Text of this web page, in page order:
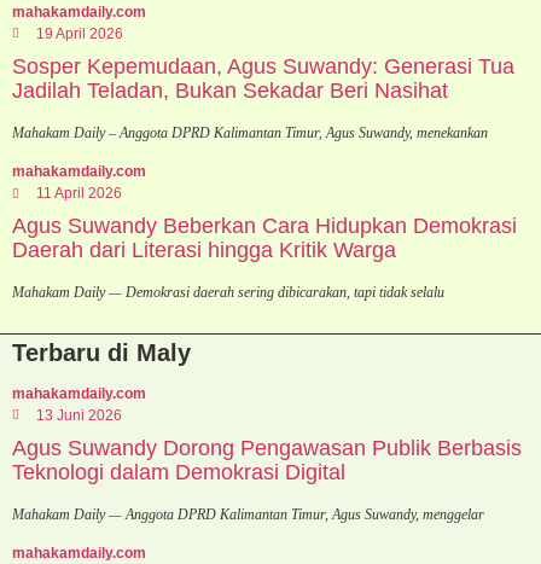
mahakamdaily.com
19 April 2026
Sosper Kepemudaan, Agus Suwandy: Generasi Tua
Jadilah Teladan, Bukan Sekadar Beri Nasihat
Mahakam Daily – Anggota DPRD Kalimantan Timur, Agus Suwandy, menekankan
mahakamdaily.com
11 April 2026
Agus Suwandy Beberkan Cara Hidupkan Demokrasi
Daerah dari Literasi hingga Kritik Warga
Mahakam Daily — Demokrasi daerah sering dibicarakan, tapi tidak selalu
Terbaru di Maly
mahakamdaily.com
13 Juni 2026
Agus Suwandy Dorong Pengawasan Publik Berbasis
Teknologi dalam Demokrasi Digital
Mahakam Daily — Anggota DPRD Kalimantan Timur, Agus Suwandy, menggelar
mahakamdaily.com